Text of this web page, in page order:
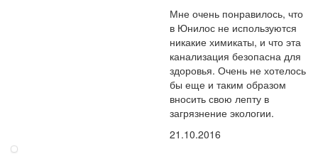
Мне очень понравилось, что
в Юнилос не используются
никакие химикаты, и что эта
канализация безопасна для
здоровья. Очень не хотелось
бы еще и таким образом
вносить свою лепту в
загрязнение экологии.
21.10.2016